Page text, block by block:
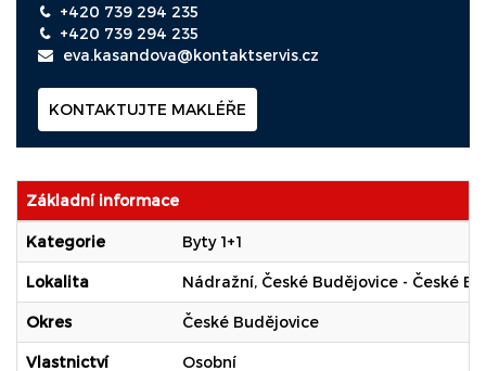
+420 739 294 235
+420 739 294 235
eva.kasandova@kontaktservis.cz
KONTAKTUJTE MAKLÉŘE
Základní informace
Kategorie Byty 1+1
Lokalita Nádražní, České Budějovice - České
Okres České Budějovice
Vlastnictví Osobní